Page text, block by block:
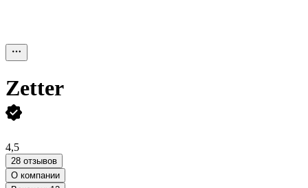
Zetter
4,5
28 отзывов
О компании